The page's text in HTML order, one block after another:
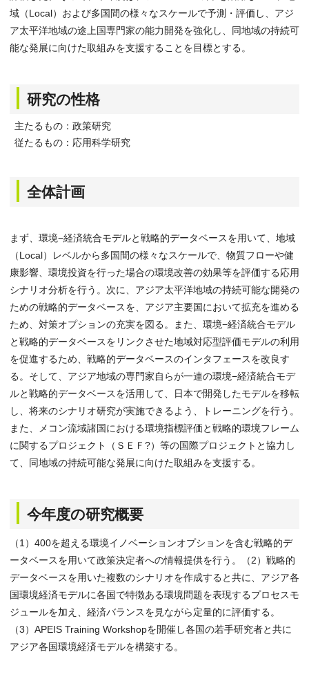
域（Local）および多国間の様々なスケールで予測・評価し、アジ
ア太平洋地域の途上国専門家の能力開発を強化し、同地域の持続可
能な発展に向けた取組みを支援することを目標とする。
研究の性格
主たるもの：政策研究
従たるもの：応用科学研究
全体計画
まず、環境−経済統合モデルと戦略的データベースを用いて、地域
（Local）レベルから多国間の様々なスケールで、物質フローや健
康影響、環境投資を行った場合の環境改善の効果等を評価する応用
シナリオ分析を行う。次に、アジア太平洋地域の持続可能な開発の
ための戦略的データベースを、アジア主要国において拡充を進める
ため、対策オプションの充実を図る。また、環境−経済統合モデル
と戦略的データベースをリンクさせた地域対応型評価モデルの利用
を促進するため、戦略的データベースのインタフェースを改良す
る。そして、アジア地域の専門家自らが一連の環境−経済統合モデ
ルと戦略的データベースを活用して、日本で開発したモデルを移転
し、将来のシナリオ研究が実施できるよう、トレーニングを行う。
また、メコン流域諸国における環境指標評価と戦略的環境フレーム
に関するプロジェクト（ＳＥＦ?）等の国際プロジェクトと協力し
て、同地域の持続可能な発展に向けた取組みを支援する。
今年度の研究概要
（1）400を超える環境イノベーションオプションを含む戦略的デ
ータベースを用いて政策決定者への情報提供を行う。（2）戦略的
データベースを用いた複数のシナリオを作成すると共に、アジア各
国環境経済モデルに各国で特徴ある環境問題を表現するプロセスモ
ジュールを加え、経済バランスを見ながら定量的に評価する。
（3）APEIS Training Workshopを開催し各国の若手研究者と共に
アジア各国環境経済モデルを構築する。